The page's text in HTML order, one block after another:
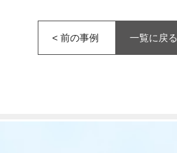
< 前の事例 一覧に戻る